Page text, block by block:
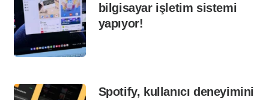
bilgisayar işletim sistemi
yapıyor!
Spotify, kullanıcı deneyimini